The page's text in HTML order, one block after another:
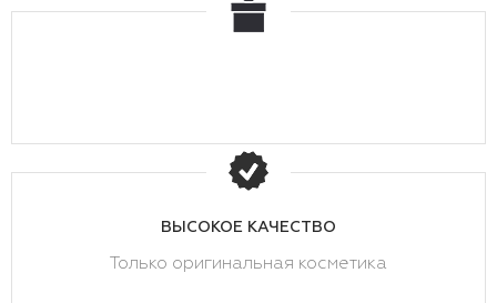
ВЫСОКОЕ КАЧЕСТВО
Только оригинальная косметика